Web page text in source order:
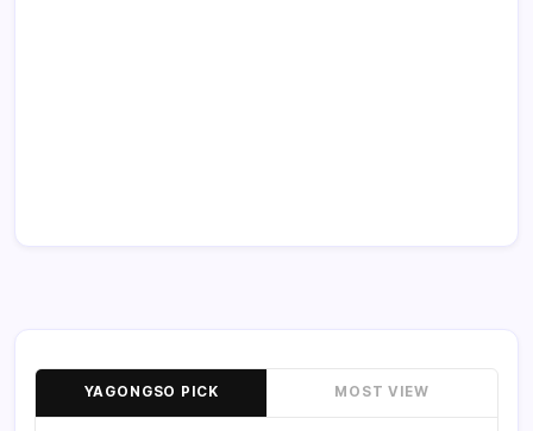
YAGONGSO PICK MOST VIEW